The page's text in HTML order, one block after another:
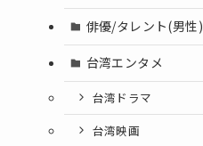
俳優/タレント(男性)
台湾エンタメ
台湾ドラマ
台湾映画